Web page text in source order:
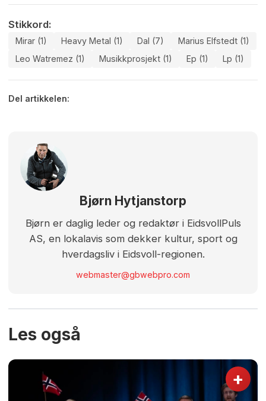
Stikkord:
Mirar (1) Heavy Metal (1) Dal (7)
Marius Elfstedt (1)
Leo Watremez (1)
Musikkprosjekt (1) Ep (1) Lp (1)
Del artikkelen:
Bjørn Hytjanstorp
Bjørn er daglig leder og redaktør i EidsvollPuls
AS, en lokalavis som dekker kultur, sport og
hverdagsliv i Eidsvoll-regionen.
webmaster@gbwebpro.com
Les også
+